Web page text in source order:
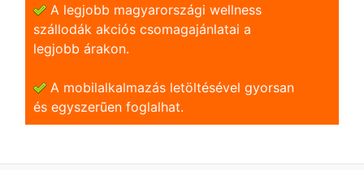
A legjobb magyarországi wellness
szállodák akciós csomagajánlatai a
legjobb árakon.
A mobilalkalmazás letöltésével gyorsan
és egyszerũen foglalhat.